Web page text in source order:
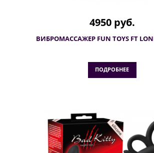
4950 руб.
ВИБРОМАССАЖЕР FUN TOYS FT
ПОДРОБНЕЕ